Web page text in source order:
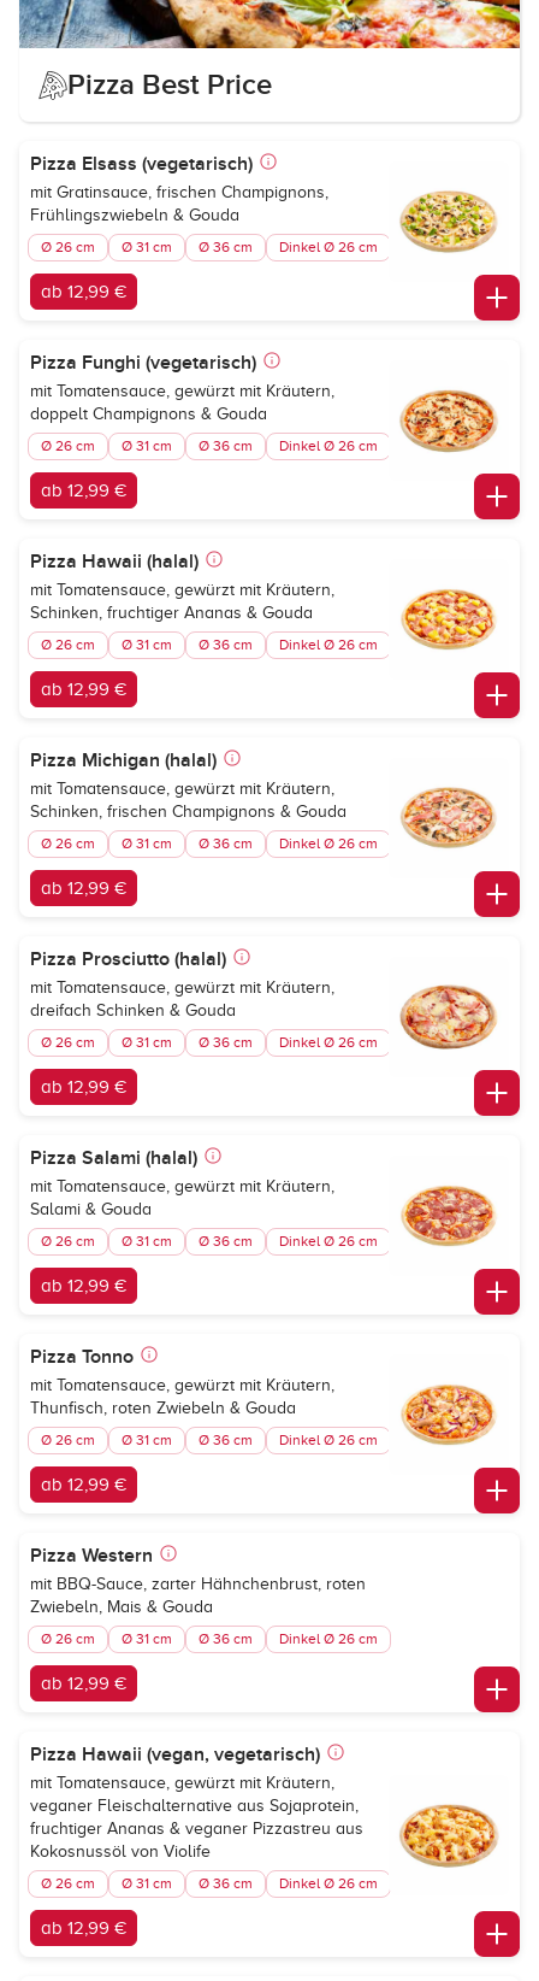
Pizza Best Price
Pizza Elsass (vegetarisch)
mit Gratinsauce, frischen Champignons,
Frühlingszwiebeln & Gouda
Ø 26 cm Ø 31 cm Ø 36 cm Dinkel Ø 26 cm
ab 12,99 €
Pizza Funghi (vegetarisch)
mit Tomatensauce, gewürzt mit Kräutern,
doppelt Champignons & Gouda
Ø 26 cm Ø 31 cm Ø 36 cm Dinkel Ø 26 cm
ab 12,99 €
Pizza Hawaii (halal)
mit Tomatensauce, gewürzt mit Kräutern,
Schinken, fruchtiger Ananas & Gouda
Ø 26 cm Ø 31 cm Ø 36 cm Dinkel Ø 26 cm
ab 12,99 €
Pizza Michigan (halal)
mit Tomatensauce, gewürzt mit Kräutern,
Schinken, frischen Champignons & Gouda
Ø 26 cm Ø 31 cm Ø 36 cm Dinkel Ø 26 cm
ab 12,99 €
Pizza Prosciutto (halal)
mit Tomatensauce, gewürzt mit Kräutern,
dreifach Schinken & Gouda
Ø 26 cm Ø 31 cm Ø 36 cm Dinkel Ø 26 cm
ab 12,99 €
Pizza Salami (halal)
mit Tomatensauce, gewürzt mit Kräutern,
Salami & Gouda
Ø 26 cm Ø 31 cm Ø 36 cm Dinkel Ø 26 cm
ab 12,99 €
Pizza Tonno
mit Tomatensauce, gewürzt mit Kräutern,
Thunfisch, roten Zwiebeln & Gouda
Ø 26 cm Ø 31 cm Ø 36 cm Dinkel Ø 26 cm
ab 12,99 €
Pizza Western
mit BBQ-Sauce, zarter Hähnchenbrust, roten
Zwiebeln, Mais & Gouda
Ø 26 cm Ø 31 cm Ø 36 cm Dinkel Ø 26 cm
ab 12,99 €
Pizza Hawaii (vegan, vegetarisch)
mit Tomatensauce, gewürzt mit Kräutern,
veganer Fleischalternative aus Sojaprotein,
fruchtiger Ananas & veganer Pizzastreu aus
Kokosnussöl von Violife
Ø 26 cm Ø 31 cm Ø 36 cm Dinkel Ø 26 cm
ab 12,99 €